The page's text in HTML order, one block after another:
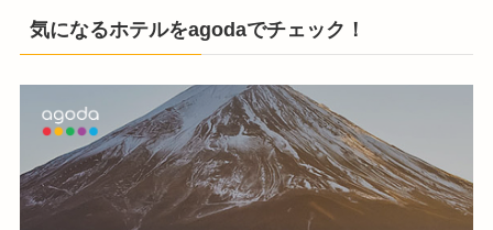
気になるホテルをagodaでチェック！